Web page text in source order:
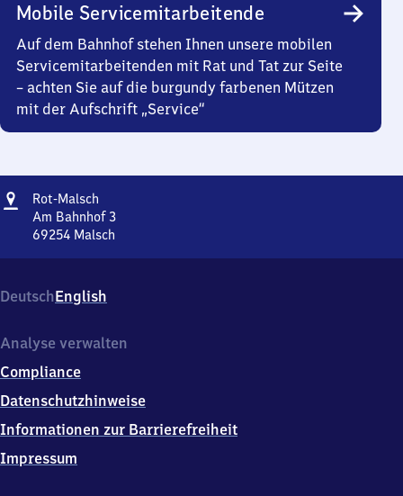
Mobile Servicemitarbeitende
Auf dem Bahnhof stehen Ihnen unsere mobilen
Servicemitarbeitenden mit Rat und Tat zur Seite
– achten Sie auf die burgundy farbenen Mützen
mit der Aufschrift „Service“
Adresse
Rot-Malsch
Malsch
Am Bahnhof 3
69254 Malsch
Am
Bahnhof
6
2
5
Malsch
DeutschEnglish
Analyse verwalten
Compliance
Datenschutzhinweise
Informationen zur Barrierefreiheit
Impressum